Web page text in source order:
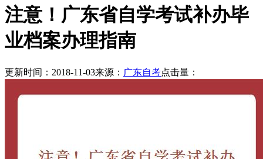
注意！广东省自学考试补办毕
业档案办理指南
更新时间：2018-11-03来源： 广东自考点击量：